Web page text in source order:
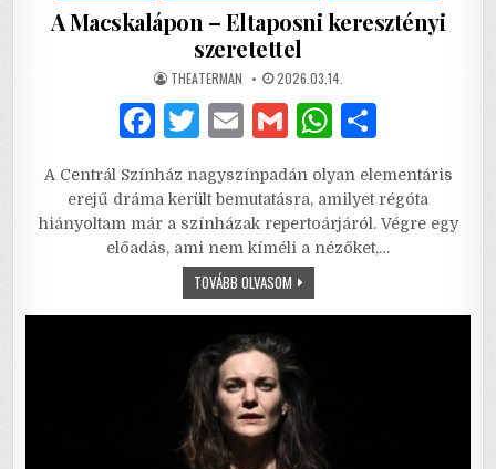
A Macskalápon – Eltaposni keresztényi
szeretettel
AUTHOR:
THEATERMAN PUBLISHED
2026.03.14.
F
c
e
b
T
it
te
r
E
ai
l
G
ai
l
W
at
s
A
ar
e
A Centrál Színház nagyszínpadán olyan elementáris
erejű dráma került bemutatásra, amilyet régóta
hiányoltam már a színházak repertoárjáról. Végre egy
előadás, ami nem kíméli a nézőket,…
TOVÁBB OLVASOMA
MACSKALÁPON
–